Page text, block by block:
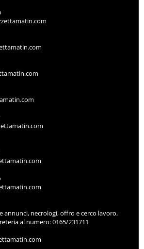
annunci, necrologi, offro e cerco lavoro,
al numero: 0165/231711